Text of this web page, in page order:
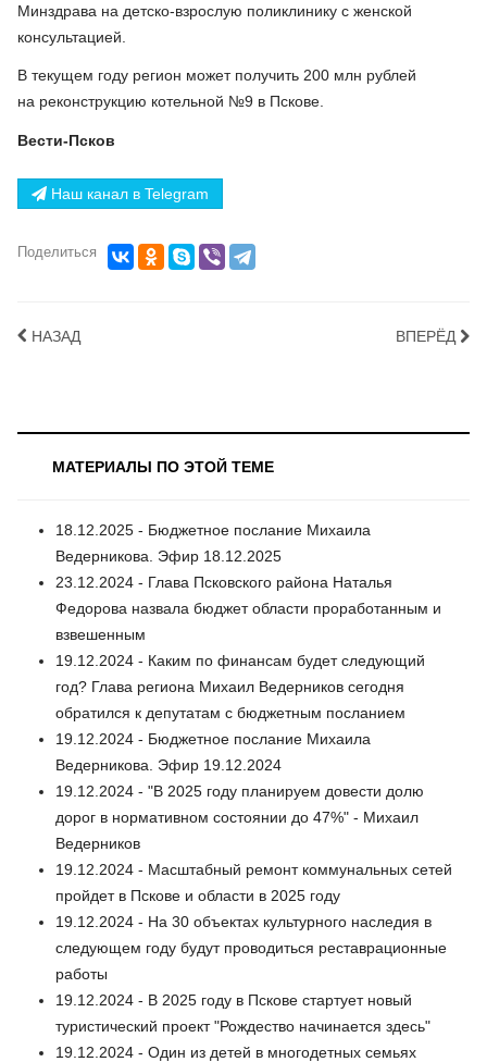
Минздрава на детско-взрослую поликлинику с женской
консультацией.
В текущем году регион может получить 200 млн рублей
на реконструкцию котельной №9 в Пскове.
Вести-Псков
Наш канал в Telegram
Поделиться
НАЗАД ВПЕРЁД
МАТЕРИАЛЫ ПО ЭТОЙ ТЕМЕ
18.12.2025 - Бюджетное послание Михаила
Ведерникова. Эфир 18.12.2025
23.12.2024 - Глава Псковского района Наталья
Федорова назвала бюджет области проработанным и
взвешенным
19.12.2024 - Каким по финансам будет следующий
год? Глава региона Михаил Ведерников сегодня
обратился к депутатам с бюджетным посланием
19.12.2024 - Бюджетное послание Михаила
Ведерникова. Эфир 19.12.2024
19.12.2024 - "В 2025 году планируем довести долю
дорог в нормативном состоянии до 47%" - Михаил
Ведерников
19.12.2024 - Масштабный ремонт коммунальных сетей
пройдет в Пскове и области в 2025 году
19.12.2024 - На 30 объектах культурного наследия в
следующем году будут проводиться реставрационные
работы
19.12.2024 - В 2025 году в Пскове стартует новый
туристический проект "Рождество начинается здесь"
19.12.2024 - Один из детей в многодетных семьях